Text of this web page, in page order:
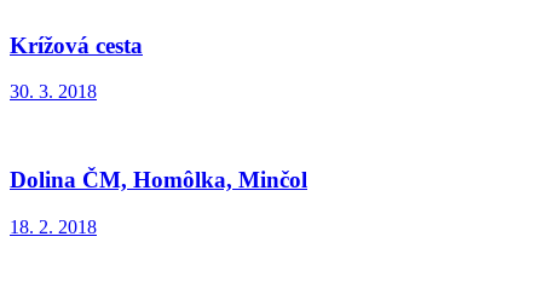
Krížová cesta
30. 3. 2018
Dolina ČM, Homôlka, Minčol
18. 2. 2018